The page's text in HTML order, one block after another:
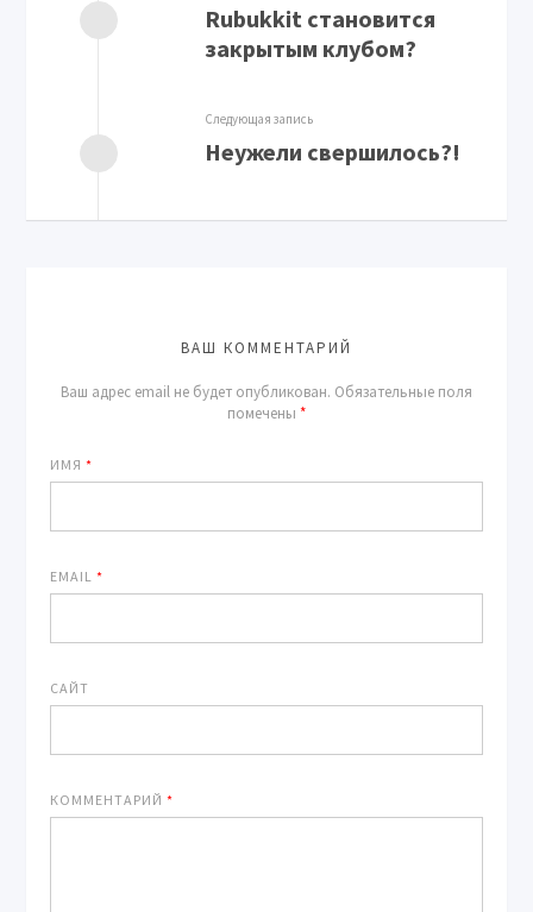
Rubukkit становится
закрытым клубом?
Следующая запись
Неужели свершилось?!
ВАШ КОММЕНТАРИЙ
Ваш адрес email не будет опубликован. Обязательные поля
помечены *
ИМЯ*
EMAIL*
САЙТ
КОММЕНТАРИЙ*